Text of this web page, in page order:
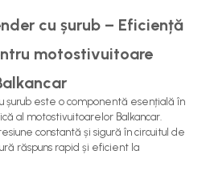
cu șurub – Eficiență
motostivuitoare
șurub este o componentă esențială în
al motostivuitoarelor Balkancar.
constantă și sigură în circuitul de
răspuns rapid și eficient la